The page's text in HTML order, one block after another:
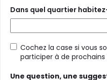
Dans quel quartier
Cochez la case si vous
participer à de
Une question, une